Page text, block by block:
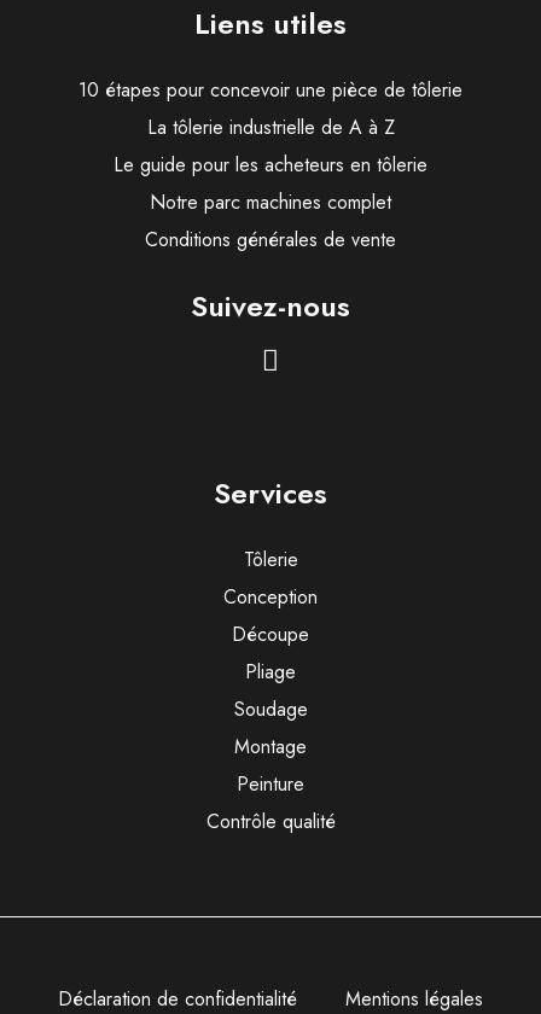
Liens utiles
10 étapes pour concevoir une pièce de tôlerie
La tôlerie industrielle de A à Z
Le guide pour les acheteurs en tôlerie
Notre parc machines complet
Conditions générales de vente
Suivez-nous
Services
Tôlerie
Conception
Découpe
Pliage
Soudage
Montage
Peinture
Contrôle qualité
Déclaration de confidentialité Mentions légales